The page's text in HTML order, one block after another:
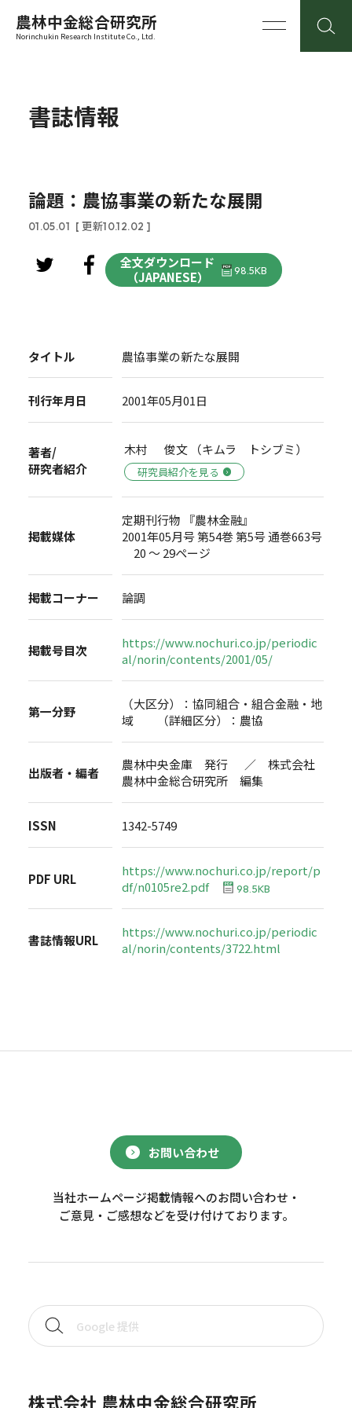
農林中金総合研究所
Norinchukin Research Institute Co., Ltd.
書誌情報
論題：農協事業の新たな展開
01.05.01 [ 更新10.12.02 ]
全文ダウンロード
（JAPANESE）
98.5KB
タイトル 農協事業の新たな展開
刊行年月日 2001年05月01日
著者/
研究者紹介
木村 俊文 （キムラ トシブミ）
研究員紹介を見る
掲載媒体
定期刊行物 『農林金融』
2001年05月号 第54巻 第5号 通巻663号
20 ～ 29ページ
掲載コーナー 論調
掲載号目次
https://www.nochuri.co.jp/periodic
al/norin/contents/2001/05/
第一分野
（大区分）：協同組合・組合金融・地
域 （詳細区分）：農協
出版者・編者
農林中央金庫 発行 ／ 株式会社
農林中金総合研究所 編集
ISSN 1342-5749
PDF URL
https://www.nochuri.co.jp/report/p
df/n0105re2.pdf
98.5KB
書誌情報URL
https://www.nochuri.co.jp/periodic
al/norin/contents/3722.html
お問い合わせ
当社ホームページ掲載情報へのお問い合わせ・
ご意見・ご感想などを受け付けております。
株式会社 農林中金総合研究所